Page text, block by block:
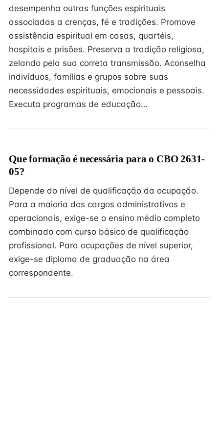
desempenha outras funções espirituais
associadas a crenças, fé e tradições. Promove
assistência espiritual em casas, quartéis,
hospitais e prisões. Preserva a tradição religiosa,
zelando pela sua correta transmissão. Aconselha
indivíduos, famílias e grupos sobre suas
necessidades espirituais, emocionais e pessoais.
Executa programas de educação…
Que formação é necessária para o CBO 2631-
05?
Depende do nível de qualificação da ocupação.
Para a maioria dos cargos administrativos e
operacionais, exige-se o ensino médio completo
combinado com curso básico de qualificação
profissional. Para ocupações de nível superior,
exige-se diploma de graduação na área
correspondente.